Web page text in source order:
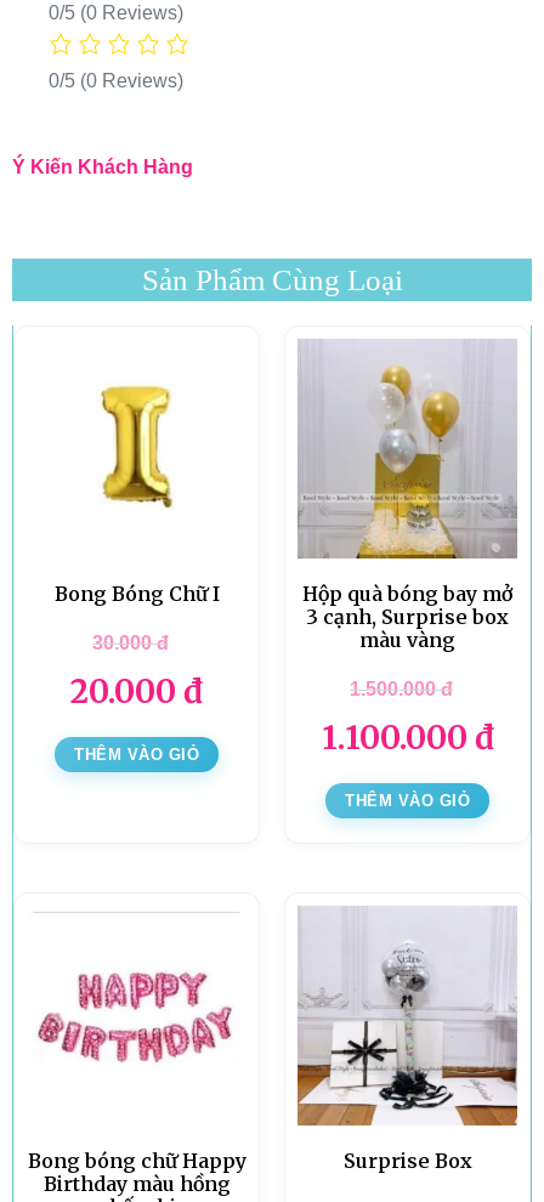
0/5 (0 Reviews)
0/5 (0 Reviews)
Ý Kiến Khách Hàng
Sản Phẩm Cùng Loại
Bong Bóng Chữ I
30.000đ
20.000 đ
THÊM VÀO GIỎ
Hộp quà bóng bay mở
3 cạnh, Surprise box
màu vàng
1.500.000đ
1.100.000 đ
THÊM VÀO GIỎ
Bong bóng chữ Happy
Birthday màu hồng
Surprise Box